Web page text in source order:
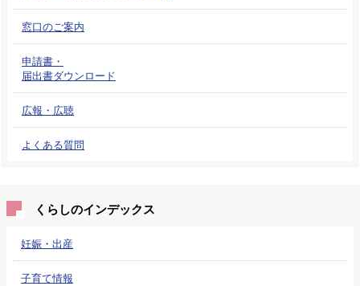
窓口のご案内
申請書・
届出書ダウンロード
広報・広聴
よくある質問
くらしのインデックス
妊娠・出産
子育て情報